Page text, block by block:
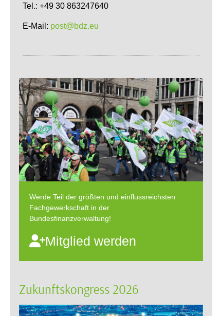
Tel.: +49 30 863247640
E-Mail: post@bdz.eu
Werde Teil der größten und einflussreichsten
Fachgewerkschaft in der
Bundesfinanzverwaltung!
Mitglied werden
Zukunftskongress 2026